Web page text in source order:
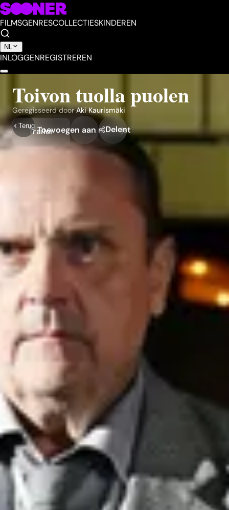
FILMSGENRESCOLLECTIESKINDEREN
NL
INLOGGENREGISTREREN
Terug
Toivon tuolla puolen
Geregisseerd door Aki Kaurismäki
Trailer
Toevoegen aan mijn lijst
Delen